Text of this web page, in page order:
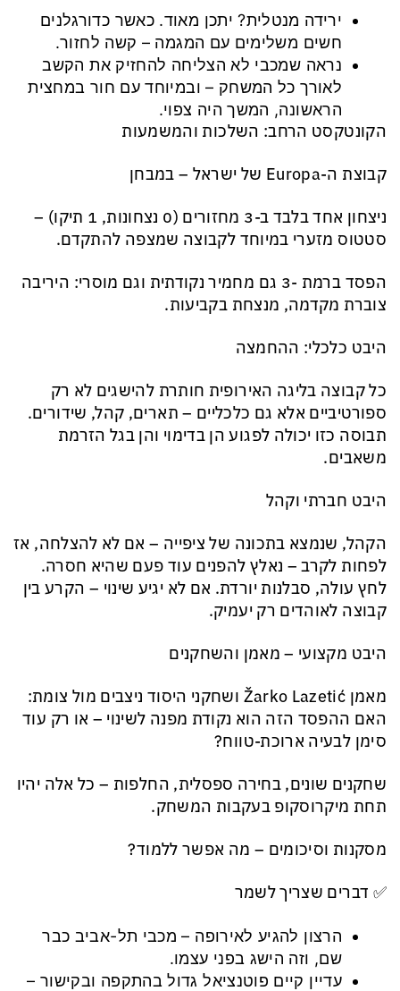
ירידה מנטלית? יתכן מאוד. כאשר כדורגלנים
חשים משלימים עם המגמה – קשה לחזור.
נראה שמכבי לא הצליחה להחזיק את הקשב
לאורך כל המשחק – ובמיוחד עם חור במחצית
הראשונה, המשך היה צפוי.
הקונטקסט הרחב: השלכות והמשמעות
קבוצת ה-Europa של ישראל – במבחן
ניצחון אחד בלבד ב-3 מחזורים (0 נצחונות, 1 תיקו) –
סטטוס מזערי במיוחד לקבוצה שמצפה להתקדם.
הפסד ברמת -3 גם מחמיר נקודתית וגם מוסרי: היריבה
צוברת מקדמה, מנצחת בקביעות.
היבט כלכלי: ההחמצה
כל קבוצה בליגה האירופית חותרת להישגים לא רק
ספורטיביים אלא גם כלכליים – תארים, קהל, שידורים.
תבוסה כזו יכולה לפגוע הן בדימוי והן בגל הזרמת
משאבים.
היבט חברתי וקהל
הקהל, שנמצא בתכונה של ציפייה – אם לא להצלחה, אז
לפחות לקרב – נאלץ להפנים עוד פעם שהיא חסרה.
לחץ עולה, סבלנות יורדת. אם לא יגיע שינוי – הקרע בין
קבוצה לאוהדים רק יעמיק.
היבט מקצועי – מאמן והשחקנים
מאמן Žarko Lazetić ושחקני היסוד ניצבים מול צומת:
האם ההפסד הזה הוא נקודת מפנה לשינוי – או רק עוד
סימן לבעיה ארוכת-טווח?
שחקנים שונים, בחירה ספסלית, החלפות – כל אלה יהיו
תחת מיקרוסקופ בעקבות המשחק.
מסקנות וסיכומים – מה אפשר ללמוד?
✅ דברים שצריך לשמר
הרצון להגיע לאירופה – מכבי תל-אביב כבר
שם, וזה הישג בפני עצמו.
עדיין קיים פוטנציאל גדול בהתקפה ובקישור –